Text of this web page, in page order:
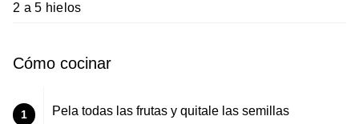
2 a 5 hielos
Cómo cocinar
1 Pela todas las frutas y quitale las semillas